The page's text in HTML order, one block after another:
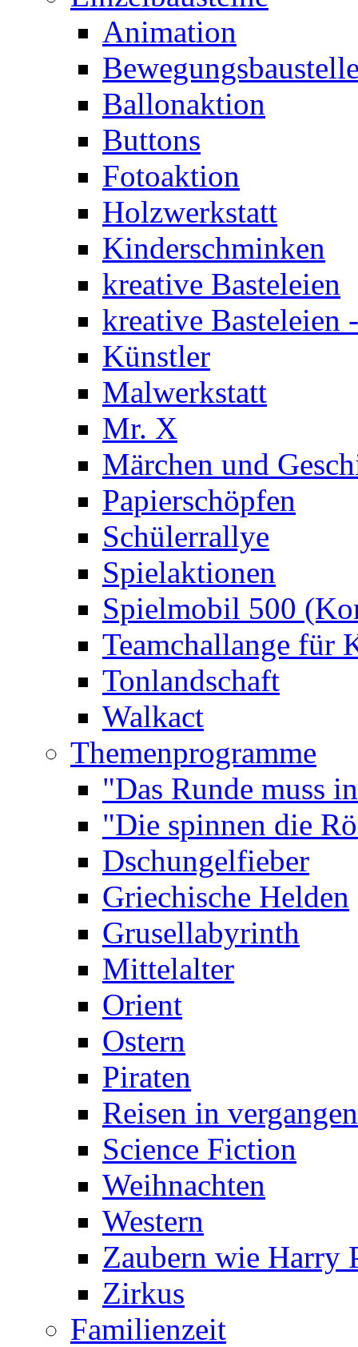
Animation
Ballonaktion
Buttons
Fotoaktion
Holzwerkstatt
Kinderschminken
kreative Basteleien
kreative Basteleien
Künstler
Malwerkstatt
Mr. X
Märchen und
Papierschöpfen
Schülerrallye
Spielaktionen
Spielmobil 500
Teamchallange für
Tonlandschaft
Walkact
Themenprogramme
"Das Runde muss
"Die spinnen die
Dschungelfieber
Griechische Helden
Grusellabyrinth
Mittelalter
Orient
Ostern
Piraten
Reisen in
Science Fiction
Weihnachten
Western
Zaubern wie Harry
Zirkus
Familienzeit